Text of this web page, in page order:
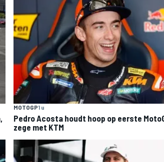
MOTOGP1 u
Pedro Acosta houdt hoop op eerste
zege met KTM